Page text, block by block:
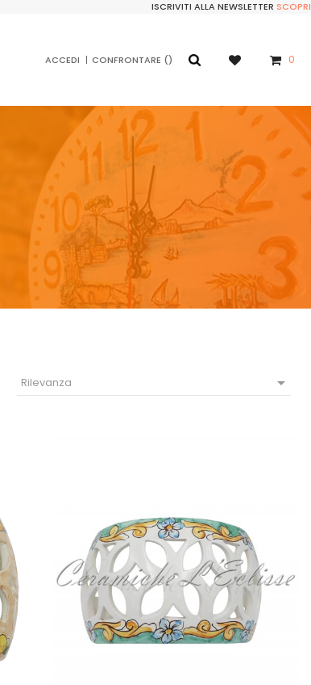
ISCRIVITI ALLA NEWSLETTER SCOPRI
ACCEDI CONFRONTARE 0
Rilevanza 